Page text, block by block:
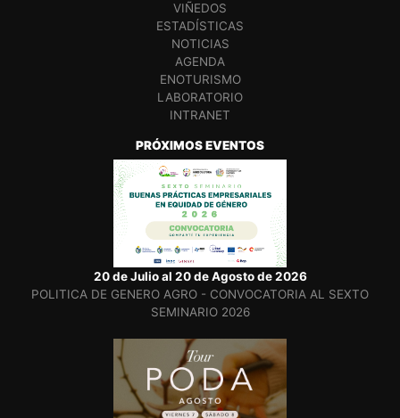
VIÑEDOS
ESTADÍSTICAS
NOTICIAS
AGENDA
ENOTURISMO
LABORATORIO
INTRANET
PRÓXIMOS EVENTOS
20 de Julio al 20 de Agosto de 2026
POLITICA DE GENERO AGRO - CONVOCATORIA AL SEXTO
SEMINARIO 2026